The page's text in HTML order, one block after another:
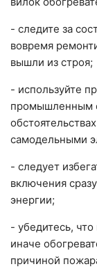
- следите за
вовремя
вышли из строя;
- используйте
промышленным
самодельными
- следует
включения
энергии;
- убедитесь,
иначе
причиной